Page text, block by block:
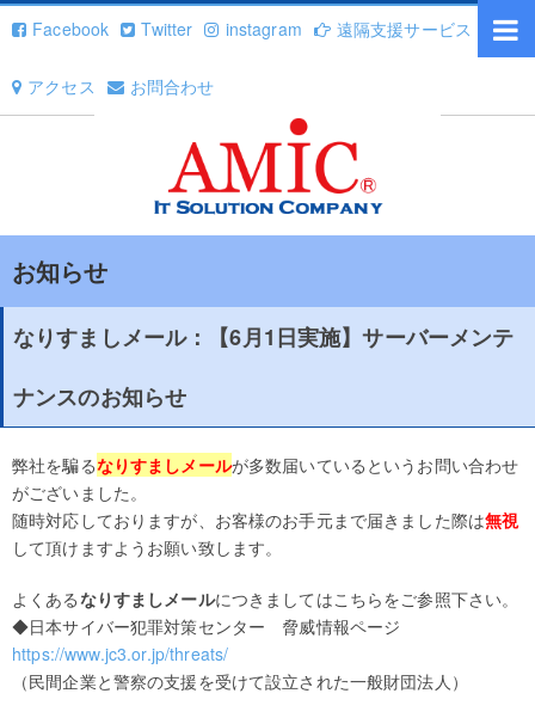
Facebook Twitter instagram 遠隔支援サービス
アクセス お問合わせ
お知らせ
なりすましメール：【6月1日実施】サーバーメンテ
ナンスのお知らせ
弊社を騙るなりすましメールが多数届いているというお問い合わせ
がございました。
随時対応しておりますが、お客様のお手元まで届きました際は無視
して頂けますようお願い致します。
よくあるなりすましメールにつきましてはこちらをご参照下さい。
◆日本サイバー犯罪対策センター 脅威情報ページ
https://www.jc3.or.jp/threats/
（民間企業と警察の支援を受けて設立された一般財団法人）